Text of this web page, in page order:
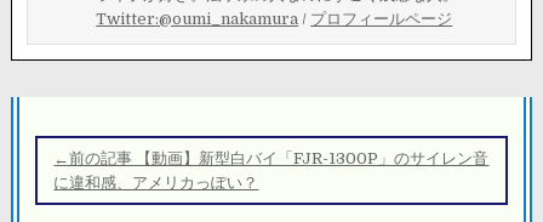
Twitter:@oumi_nakamura / プロフィールページ
稿
ナ
←前の記事 【動画】新型白バイ「FJR-1300P」のサイレン音
に違和感、アメリカっぽい？